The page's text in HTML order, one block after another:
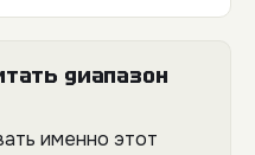
диапазон
именно этот